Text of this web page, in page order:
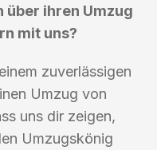
über ihren Umzug
mit uns?
zuverlässigen
Umzug von
uns dir zeigen,
Umzugskönig